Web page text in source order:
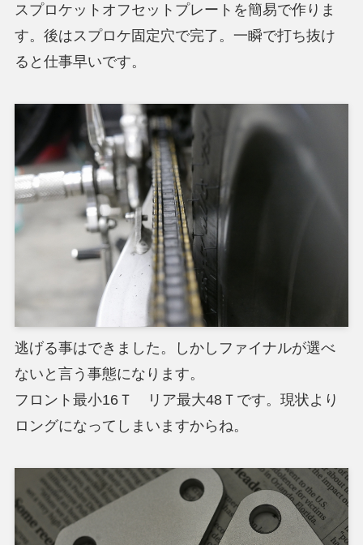
スプロケットオフセットプレートを簡易で作りま
す。後はスプロケ固定穴で完了。一瞬で打ち抜け
ると仕事早いです。
逃げる事はできました。しかしファイナルが選べ
ないと言う事態になります。
フロント最小16Ｔ リア最大48Ｔです。現状より
ロングになってしまいますからね。